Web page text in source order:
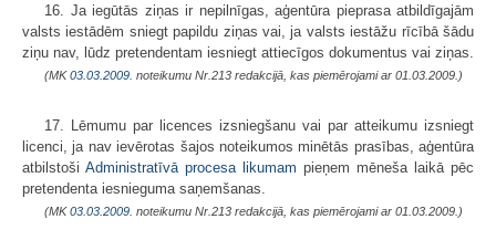
16. Ja iegūtās ziņas ir nepilnīgas, aģentūra pieprasa atbildīgajām
valsts iestādēm sniegt papildu ziņas vai, ja valsts iestāžu rīcībā šādu
ziņu nav, lūdz pretendentam iesniegt attiecīgos dokumentus vai ziņas.
(MK03.03.2009. noteikumu Nr.213 redakcijā, kas piemērojami ar 01.03.2009.)
17. Lēmumu par licences izsniegšanu vai par atteikumu izsniegt
licenci, ja nav ievērotas šajos noteikumos minētās prasības, aģentūra
atbilstoši Administratīvā procesa likumam pieņem mēneša laikā pēc
pretendenta iesnieguma saņemšanas.
(MK03.03.2009. noteikumu Nr.213 redakcijā, kas piemērojami ar 01.03.2009.)